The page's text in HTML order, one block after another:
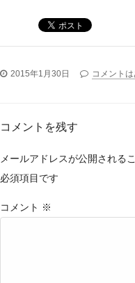
2015年1月30日 コメントは
コメントを残す
メールアドレスが公開される
必須項目です
コメント ※